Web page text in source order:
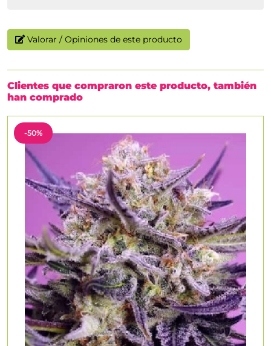
Valorar / Opiniones de este producto
Clientes que compraron este producto, también
han comprado
-50%